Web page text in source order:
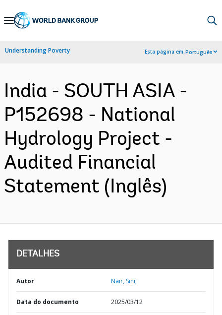
Skip
Navigation
Understanding Poverty Esta página em:Português
India - SOUTH ASIA -
P152698 - National
Hydrology Project -
Audited Financial
Statement (Inglês)
DETALHES
Autor Nair, Sini;
Data do documento 2025/03/12